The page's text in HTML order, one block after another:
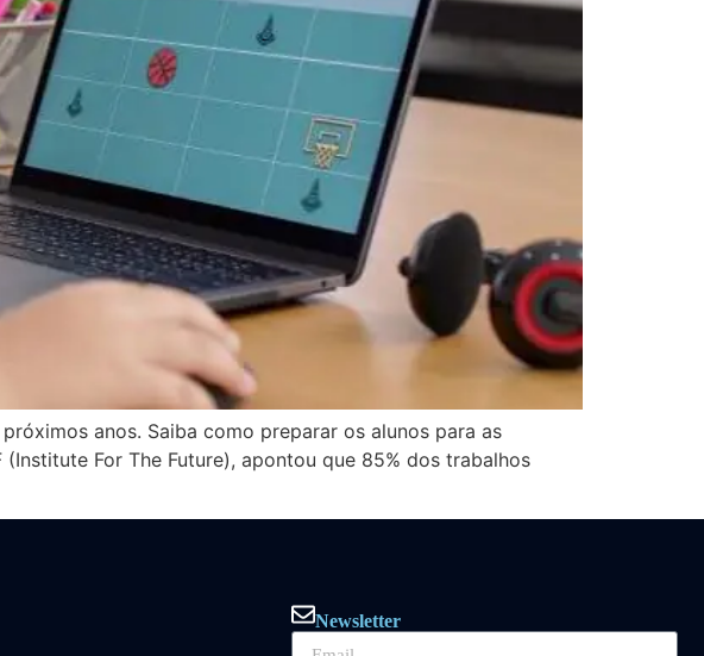
anos. Saiba como preparar os alunos para as
For The Future), apontou que 85% dos trabalhos
Newsletter